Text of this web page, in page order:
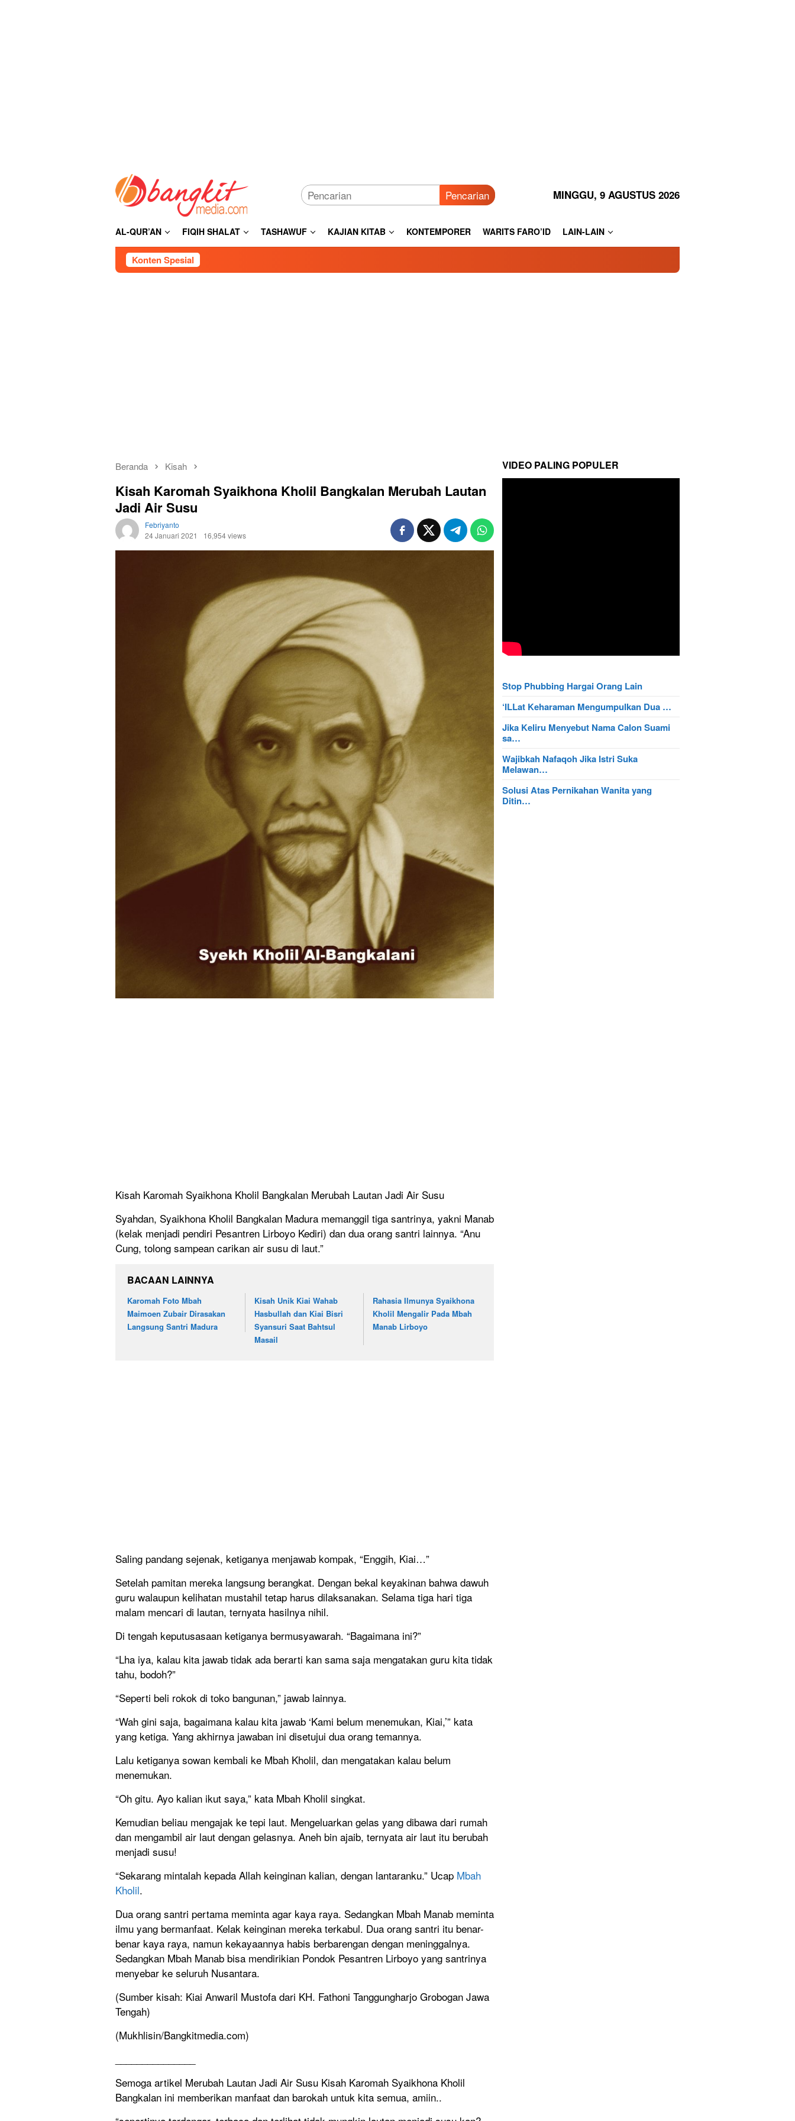
Pencarian MINGGU, 9 AGUSTUS 2026
AL-QUR’AN FIQIH SHALAT TASHAWUF KAJIAN KITAB KONTEMPORER WARITS FARO’ID LAIN-LAIN
Konten Spesial
Beranda Kisah
Kisah Karomah Syaikhona Kholil Bangkalan Merubah Lautan
Jadi Air Susu
Febriyanto
24 Januari 2021
16,954 views
Kisah Karomah Syaikhona Kholil Bangkalan Merubah Lautan Jadi Air Susu
Syahdan, Syaikhona Kholil Bangkalan Madura memanggil tiga santrinya, yakni Manab
(kelak menjadi pendiri Pesantren Lirboyo Kediri) dan dua orang santri lainnya. “Anu
Cung, tolong sampean carikan air susu di laut.”
BACAAN LAINNYA
Karomah Foto Mbah
Maimoen Zubair Dirasakan
Langsung Santri Madura
Kisah Unik Kiai Wahab
Hasbullah dan Kiai Bisri
Syansuri Saat Bahtsul
Masail
Rahasia Ilmunya Syaikhona
Kholil Mengalir Pada Mbah
Manab Lirboyo
Saling pandang sejenak, ketiganya menjawab kompak, “Enggih, Kiai…”
Setelah pamitan mereka langsung berangkat. Dengan bekal keyakinan bahwa dawuh
guru walaupun kelihatan mustahil tetap harus dilaksanakan. Selama tiga hari tiga
malam mencari di lautan, ternyata hasilnya nihil.
Di tengah keputusasaan ketiganya bermusyawarah. “Bagaimana ini?”
“Lha iya, kalau kita jawab tidak ada berarti kan sama saja mengatakan guru kita tidak
tahu, bodoh?”
“Seperti beli rokok di toko bangunan,” jawab lainnya.
“Wah gini saja, bagaimana kalau kita jawab ‘Kami belum menemukan, Kiai,’” kata
yang ketiga. Yang akhirnya jawaban ini disetujui dua orang temannya.
Lalu ketiganya sowan kembali ke Mbah Kholil, dan mengatakan kalau belum
menemukan.
“Oh gitu. Ayo kalian ikut saya,” kata Mbah Kholil singkat.
Kemudian beliau mengajak ke tepi laut. Mengeluarkan gelas yang dibawa dari rumah
dan mengambil air laut dengan gelasnya. Aneh bin ajaib, ternyata air laut itu berubah
menjadi susu!
“Sekarang mintalah kepada Allah keinginan kalian, dengan lantaranku.” Ucap Mbah
Kholil.
Dua orang santri pertama meminta agar kaya raya. Sedangkan Mbah Manab meminta
ilmu yang bermanfaat. Kelak keinginan mereka terkabul. Dua orang santri itu benar-
benar kaya raya, namun kekayaannya habis berbarengan dengan meninggalnya.
Sedangkan Mbah Manab bisa mendirikian Pondok Pesantren Lirboyo yang santrinya
menyebar ke seluruh Nusantara.
(Sumber kisah: Kiai Anwaril Mustofa dari KH. Fathoni Tanggungharjo Grobogan Jawa
Tengah)
(Mukhlisin/Bangkitmedia.com)
Semoga artikel Merubah Lautan Jadi Air Susu Kisah Karomah Syaikhona Kholil
Bangkalan ini memberikan manfaat dan barokah untuk kita semua, amiin..
VIDEO PALING POPULER
Stop Phubbing Hargai Orang Lain
‘ILLat Keharaman Mengumpulkan Dua …
Jika Keliru Menyebut Nama Calon Suami
sa…
Wajibkah Nafaqoh Jika Istri Suka
Melawan…
Solusi Atas Pernikahan Wanita yang
Ditin…